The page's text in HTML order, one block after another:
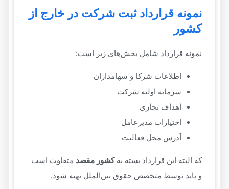
نمونه قرارداد ثبت شرکت در خارج از
کشور
نمونه قرارداد شامل بخش‌های زیر است:
اطلاعات شرکا و سهامداران
سرمایه اولیه شرکت
اهداف تجاری
اختیارات مدیرعامل
آدرس محل فعالیت
که البته این قرارداد بسته بهکشور مقصد متفاوت است
و باید توسط متخصص حقوق بین‌الملل تهیه شود.